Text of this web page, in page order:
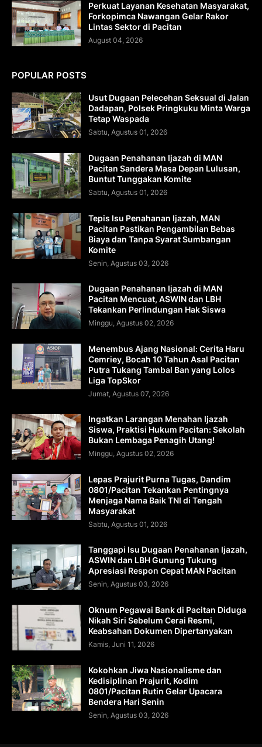
Perkuat Layanan Kesehatan Masyarakat,
Forkopimca Nawangan Gelar Rakor
Lintas Sektor di Pacitan
August 04, 2026
POPULAR POSTS
Usut Dugaan Pelecehan Seksual di Jalan
Dadapan, Polsek Pringkuku Minta Warga
Tetap Waspada
Sabtu, Agustus 01, 2026
Dugaan Penahanan Ijazah di MAN
Pacitan Sandera Masa Depan Lulusan,
Buntut Tunggakan Komite
Sabtu, Agustus 01, 2026
Tepis Isu Penahanan Ijazah, MAN
Pacitan Pastikan Pengambilan Bebas
Biaya dan Tanpa Syarat Sumbangan
Komite
Senin, Agustus 03, 2026
Dugaan Penahanan Ijazah di MAN
Pacitan Mencuat, ASWIN dan LBH
Tekankan Perlindungan Hak Siswa
Minggu, Agustus 02, 2026
Menembus Ajang Nasional: Cerita Haru
Cemriey, Bocah 10 Tahun Asal Pacitan
Putra Tukang Tambal Ban yang Lolos
Liga TopSkor
Jumat, Agustus 07, 2026
Ingatkan Larangan Menahan Ijazah
Siswa, Praktisi Hukum Pacitan: Sekolah
Bukan Lembaga Penagih Utang!
Minggu, Agustus 02, 2026
Lepas Prajurit Purna Tugas, Dandim
0801/Pacitan Tekankan Pentingnya
Menjaga Nama Baik TNI di Tengah
Masyarakat
Sabtu, Agustus 01, 2026
Tanggapi Isu Dugaan Penahanan Ijazah,
ASWIN dan LBH Gunung Tukung
Apresiasi Respon Cepat MAN Pacitan
Senin, Agustus 03, 2026
Oknum Pegawai Bank di Pacitan Diduga
Nikah Siri Sebelum Cerai Resmi,
Keabsahan Dokumen Dipertanyakan
Kamis, Juni 11, 2026
Kokohkan Jiwa Nasionalisme dan
Kedisiplinan Prajurit, Kodim
0801/Pacitan Rutin Gelar Upacara
Bendera Hari Senin
Senin, Agustus 03, 2026